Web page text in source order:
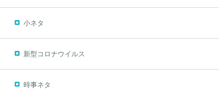
小ネタ
新型コロナウイルス
時事ネタ